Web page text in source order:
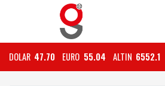
DOLAR 47.70 EURO 55.04 ALTIN 6552.1